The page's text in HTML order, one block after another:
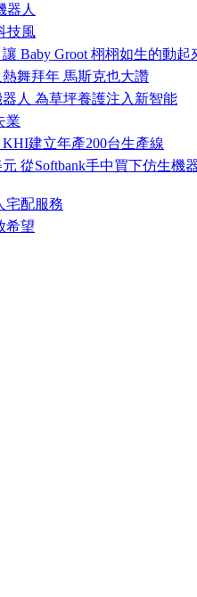
器人
技風
Baby Groot 栩栩如生的動起
舞拜年 馬斯克也大讚
人 為草坪養護注入新智能
業
建立年產200台生產線
從Softbank手中買下仿生機
宅配服務
希望